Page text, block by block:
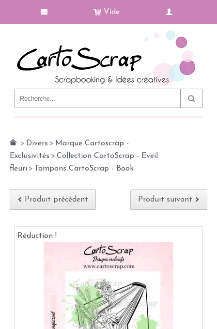
Vide
> Divers > Marque Cartoscrap -
Exclusivités > Collection CartoScrap - Eveil
fleuri > Tampons CartoScrap - Book
Produit précédent Produit suivant
Réduction !